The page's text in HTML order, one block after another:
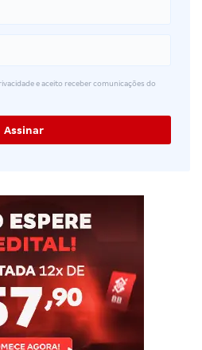
e aceito receber comunicações do